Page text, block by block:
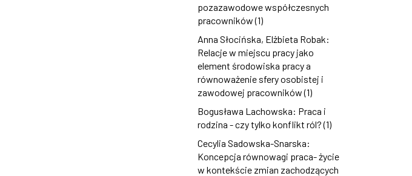
pozazawodowe współczesnych
pracowników (1)
Anna Słocińska, Elżbieta Robak:
Relacje w miejscu pracy jako
element środowiska pracy a
równoważenie sfery osobistej i
zawodowej pracowników (1)
Bogusława Lachowska: Praca i
rodzina - czy tylko konflikt ról? (1)
Cecylia Sadowska-Snarska:
Koncepcja równowagi praca- życie
w kontekście zmian zachodzących